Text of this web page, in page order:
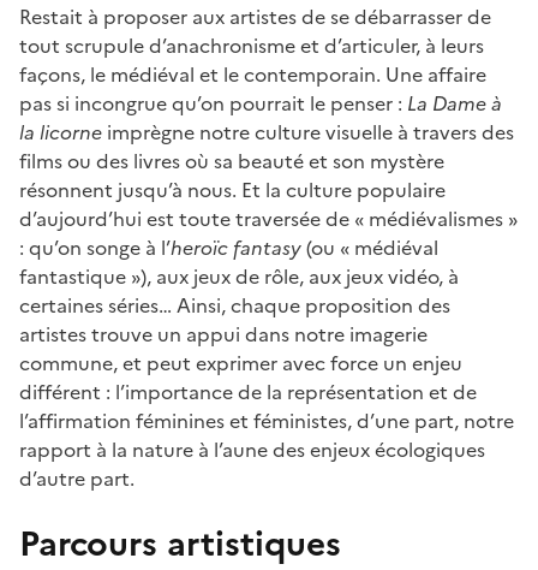
Restait à proposer aux artistes de se débarrasser de
tout scrupule d’anachronisme et d’articuler, à leurs
façons, le médiéval et le contemporain. Une affaire
pas si incongrue qu’on pourrait le penser : La Dame à
la licorne imprègne notre culture visuelle à travers des
films ou des livres où sa beauté et son mystère
résonnent jusqu’à nous. Et la culture populaire
d’aujourd’hui est toute traversée de « médiévalismes »
: qu’on songe à l’heroïc fantasy(ou « médiéval
fantastique »), aux jeux de rôle, aux jeux vidéo, à
certaines séries… Ainsi, chaque proposition des
artistes trouve un appui dans notre imagerie
commune, et peut exprimer avec force un enjeu
différent : l’importance de la représentation et de
l’affirmation féminines et féministes, d’une part, notre
rapport à la nature à l’aune des enjeux écologiques
d’autre part.
Parcours artistiques